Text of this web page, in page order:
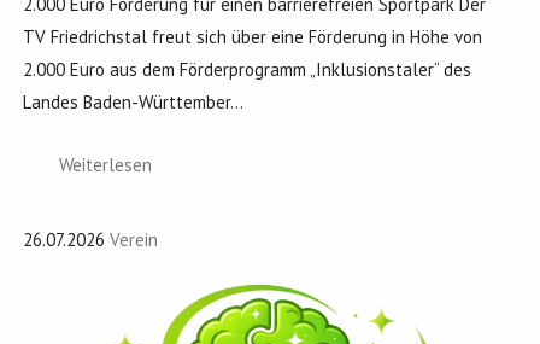
TV Friedrichstal freut sich über eine Förderung in Höhe von
2.000 Euro aus dem Förderprogramm „Inklusionstaler“ des
Landes Baden-Württember...
Weiterlesen
26.07.2026 Verein